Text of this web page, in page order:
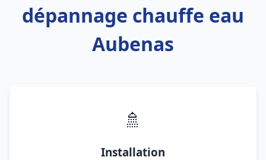
dépannage chauffe eau
Aubenas
🚿
Installation